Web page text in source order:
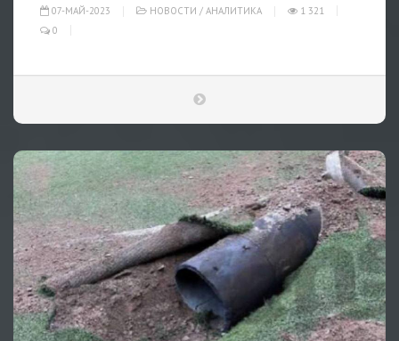
07-МАЙ-2023 НОВОСТИ / АНАЛИТИКА
1 321
0